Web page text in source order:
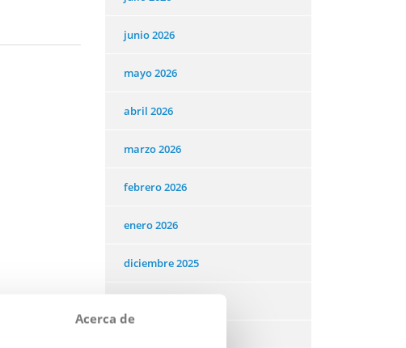
junio 2026
mayo 2026
abril 2026
marzo 2026
febrero 2026
enero 2026
diciembre 2025
Acerca de